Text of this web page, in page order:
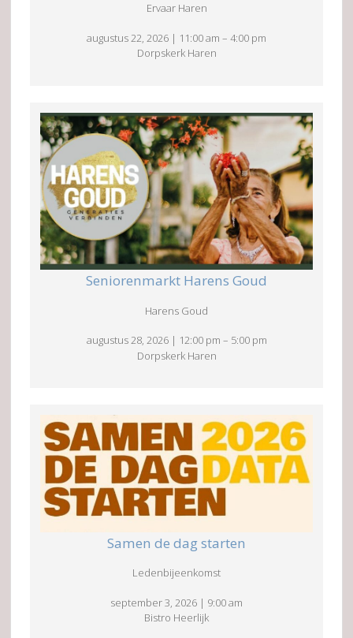
Ervaar Haren
augustus 22, 2026 | 11:00 am – 4:00 pm
Dorpskerk Haren
Seniorenmarkt Harens Goud
Harens Goud
augustus 28, 2026 | 12:00 pm – 5:00 pm
Dorpskerk Haren
Samen de dag starten
Ledenbijeenkomst
september 3, 2026 | 9:00 am
Bistro Heerlijk